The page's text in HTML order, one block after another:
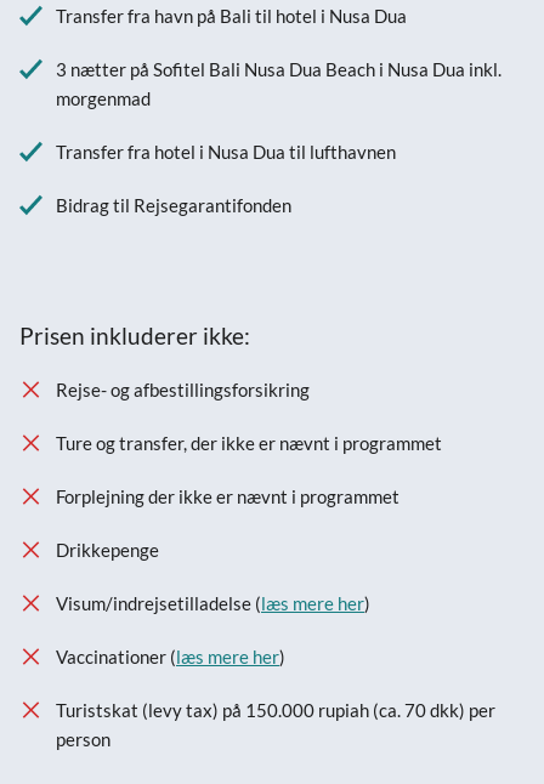
Transfer fra havn på Bali til hotel i Nusa Dua
3 nætter på Sofitel Bali Nusa Dua Beach i Nusa Dua inkl.
morgenmad
Transfer fra hotel i Nusa Dua til lufthavnen
Bidrag til Rejsegarantifonden
Prisen inkluderer ikke:
Rejse- og afbestillingsforsikring
Ture og transfer, der ikke er nævnt i programmet
Forplejning der ikke er nævnt i programmet
Drikkepenge
Visum/indrejsetilladelse (læs mere her)
Vaccinationer (læs mere her)
Turistskat (levy tax) på 150.000 rupiah (ca. 70 dkk) per
person